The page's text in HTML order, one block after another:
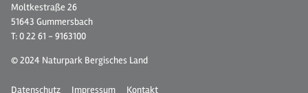
Moltkestraße 26
51643 Gummersbach
T: 0 22 61 - 9163100
© 2024 Naturpark Bergisches Land
Datenschutz Impressum Kontakt